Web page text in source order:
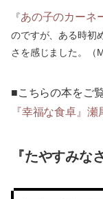
『あの子のカーネ
のですが、ある時初
さを感じました。（
■こちらの本をご
『幸福な食卓』
『たやすみな